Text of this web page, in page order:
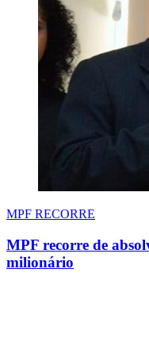
MPF RECORRE
MPF recorre de
milionário